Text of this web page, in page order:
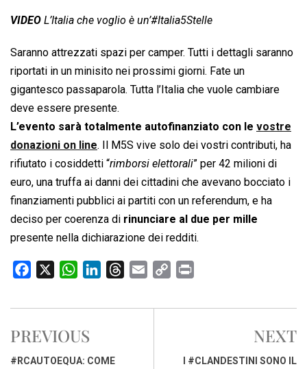
VIDEO L’Italia che voglio è un’#Italia5Stelle
Saranno attrezzati spazi per camper. Tutti i dettagli saranno
riportati in un minisito nei prossimi giorni. Fate un
gigantesco passaparola. Tutta l’Italia che vuole cambiare
deve essere presente.
L’evento sarà totalmente autofinanziato con le vostre
donazioni on line. Il M5S vive solo dei vostri contributi, ha
rifiutato i cosiddetti “rimborsi elettorali” per 42 milioni di
euro, una truffa ai danni dei cittadini che avevano bocciato i
finanziamenti pubblici ai partiti con un referendum, e ha
deciso per coerenza di rinunciare al due per mille
presente nella dichiarazione dei redditi.
c
b
o
W
a
s
A
n
d
r
a
p
i
PREVIOUS
#RCAUTOEQUA: COME
NEXT
I #CLANDESTINI SONO IL